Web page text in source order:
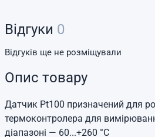
Відгуки 0
Відгуків ще не розміщували
Опис товару
Датчик Pt100 призначений для
термоконтролера для
діапазоні — 60...+260 °C